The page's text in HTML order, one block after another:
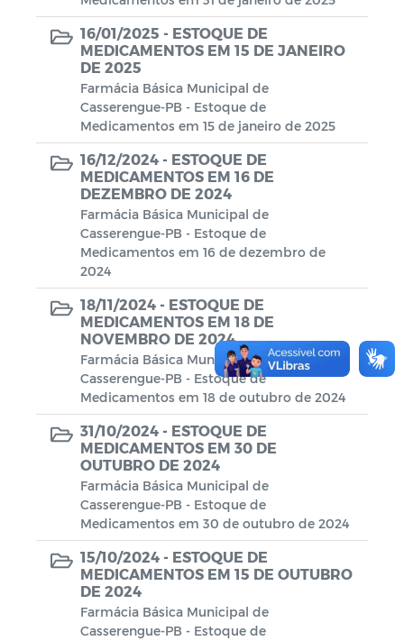
16/01/2025 - ESTOQUE DE
MEDICAMENTOS EM 15 DE JANEIRO
DE 2025
Farmácia Básica Municipal de
Casserengue-PB - Estoque de
Medicamentos em 15 de janeiro de 2025
16/12/2024 - ESTOQUE DE
MEDICAMENTOS EM 16 DE
DEZEMBRO DE 2024
Farmácia Básica Municipal de
Casserengue-PB - Estoque de
Medicamentos em 16 de dezembro de
2024
18/11/2024 - ESTOQUE DE
MEDICAMENTOS EM 18 DE
NOVEMBRO DE 2024
Farmácia Básica Municipal de
Casserengue-PB - Estoque de
Medicamentos em 18 de outubro de 2024
31/10/2024 - ESTOQUE DE
MEDICAMENTOS EM 30 DE
OUTUBRO DE 2024
Farmácia Básica Municipal de
Casserengue-PB - Estoque de
Medicamentos em 30 de outubro de 2024
15/10/2024 - ESTOQUE DE
MEDICAMENTOS EM 15 DE OUTUBRO
DE 2024
Farmácia Básica Municipal de
Casserengue-PB - Estoque de